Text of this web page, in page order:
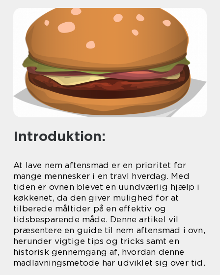
Introduktion:
At lave nem aftensmad er en prioritet for
mange mennesker i en travl hverdag. Med
tiden er ovnen blevet en uundværlig hjælp i
køkkenet, da den giver mulighed for at
tilberede måltider på en effektiv og
tidsbesparende måde. Denne artikel vil
præsentere en guide til nem aftensmad i ovn,
herunder vigtige tips og tricks samt en
historisk gennemgang af, hvordan denne
madlavningsmetode har udviklet sig over tid.